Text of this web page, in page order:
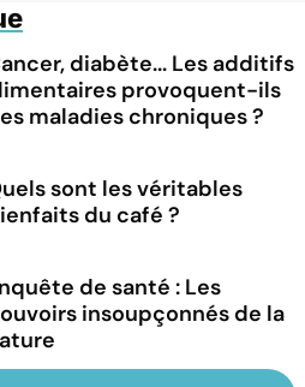
diabète... Les additifs
provoquent-ils
maladies chroniques ?
sont les véritables
du café ?
de santé : Les
insoupçonnés de la